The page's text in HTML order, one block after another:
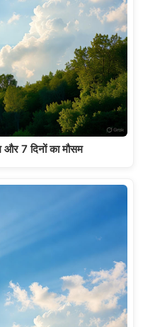
और 7 दिनों का मौसम